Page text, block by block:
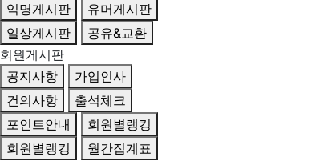
익명게시판
유머게시판
일상게시판
공유&교환
회원게시판
공지사항
가입인사
건의사항
출석체크
포인트안내
회원별랭킹
회원별랭킹
월간집계표